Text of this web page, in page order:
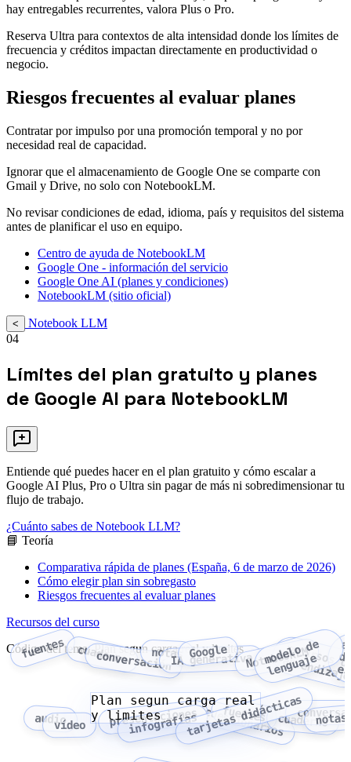
hay entregables recurrentes, valora Plus o Pro.
Reserva Ultra para contextos de alta intensidad donde los límites de
frecuencia y créditos impactan directamente en productividad o
negocio.
Riesgos frecuentes al evaluar planes
Contratar por impulso por una promoción temporal y no por
necesidad real de capacidad.
Ignorar que el almacenamiento de Google One se comparte con
Gmail y Drive, no solo con NotebookLM.
No revisar condiciones de edad, idioma, país y requisitos del sistema
antes de planificar el uso en equipo.
Centro de ayuda de NotebookLM
Google One - información del servicio
Google One AI (planes y condiciones)
NotebookLM (sitio oficial)
<
Notebook LLM
04
Límites del plan gratuito y planes
de Google AI para NotebookLM
Entiende qué puedes hacer en el plan gratuito y cómo escalar a
Google AI Plus, Pro o Ultra sin pagar de más ni sobredimensionar tu
flujo de trabajo.
¿Cuánto sabes de Notebook LLM?
📘 Teoría
Comparativa rápida de planes (España, 6 de marzo de 2026)
Cómo elegir plan sin sobregasto
Riesgos frecuentes al evaluar planes
Recursos del curso
Código del tema: Plan segun carga real y limites
fuentes cuaderno
conversación
notasIA generativa
Google NotebookLM
m
o
d
e
l
o
d
e
l
e
n
g
u
a
j
e
recursos
aprendizaje
audiovídeo presentaciones
infografíastarjetas didácticas
cuestionarios
fuentes cuadernonotas
Plan segun carga real
y limites